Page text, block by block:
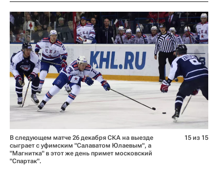
В следующем матче 26 декабря СКА на выезде
сыграет с уфимским "Салаватом Юлаевым", а
"Магнитка" в этот же день примет московский
"Спартак".
15 из 15